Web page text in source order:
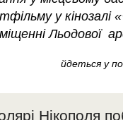
у кінозалі
Льодової
йдеться у
Нікополя